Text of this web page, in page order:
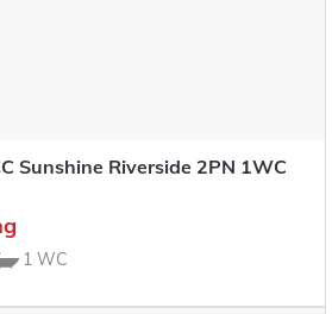
Sunshine Riverside 2PN 1WC
1 WC